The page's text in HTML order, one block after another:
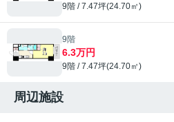
9階 / 7.47坪(24.70㎡)
9階
6.3万円
9階 / 7.47坪(24.70㎡)
周辺施設